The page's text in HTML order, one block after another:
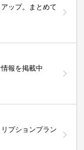
ップ。まとめて
報を掲載中
プションプラン